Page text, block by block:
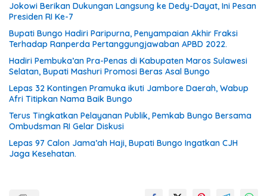
Jokowi Berikan Dukungan Langsung ke Dedy-Dayat, Ini Pesan
Presiden RI Ke-7
Bupati Bungo Hadiri Paripurna, Penyampaian Akhir Fraksi
Terhadap Ranperda Pertanggungjawaban APBD 2022.
Hadiri Pembuka’an Pra-Penas di Kabupaten Maros Sulawesi
Selatan, Bupati Mashuri Promosi Beras Asal Bungo
Lepas 32 Kontingen Pramuka ikuti Jambore Daerah, Wabup
Afri Titipkan Nama Baik Bungo
Terus Tingkatkan Pelayanan Publik, Pemkab Bungo Bersama
Ombudsman RI Gelar Diskusi
Lepas 97 Calon Jama’ah Haji, Bupati Bungo Ingatkan CJH
Jaga Kesehatan.